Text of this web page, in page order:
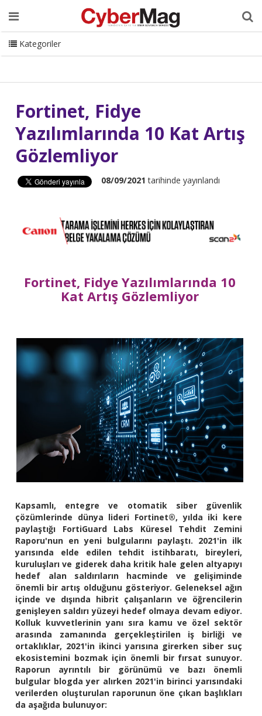
Ana Sayfa Hakkımızda Dergi Editörden
Danışmanlık
ISC Turkey Sizden Gelenler
İletişim
CyberMag Logo
Kategoriler
Fortinet, Fidye
Yazılımlarında 10 Kat Artış
Gözlemliyor
08/09/2021 tarihinde yayınlandı
Fortinet, Fidye Yazılımlarında 10
Kat Artış Gözlemliyor
Kapsamlı, entegre ve otomatik siber güvenlik
çözümlerinde dünya lideri Fortinet®, yılda iki kere
paylaştığı FortiGuard Labs Küresel Tehdit Zemini
Raporu'nun en yeni bulgularını paylaştı. 2021'in ilk
yarısında elde edilen tehdit istihbaratı, bireyleri,
kuruluşları ve giderek daha kritik hale gelen altyapıyı
hedef alan saldırıların hacminde ve gelişiminde
önemli bir artış olduğunu gösteriyor. Geleneksel ağın
içinde ve dışında hibrit çalışanların ve öğrencilerin
genişleyen saldırı yüzeyi hedef olmaya devam ediyor.
Kolluk kuvvetlerinin yanı sıra kamu ve özel sektör
arasında zamanında gerçekleştirilen iş birliği ve
ortaklıklar, 2021'in ikinci yarısına girerken siber suç
ekosistemini bozmak için önemli bir fırsat sunuyor.
Raporun ayrıntılı bir görünümü ve bazı önemli
bulgular blogda yer alırken 2021'in birinci yarısındaki
verilerden oluşturulan raporunun öne çıkan başlıkları
da aşağıda bulunuyor: